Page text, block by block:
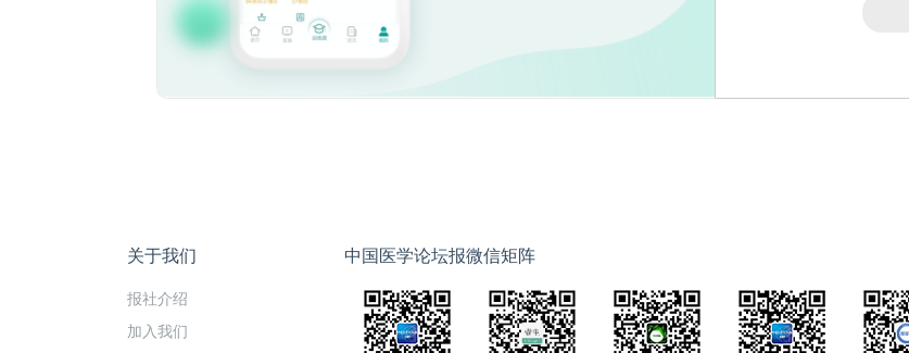
关于我们
报社介绍
加入我们
中国医学论坛报微信矩阵